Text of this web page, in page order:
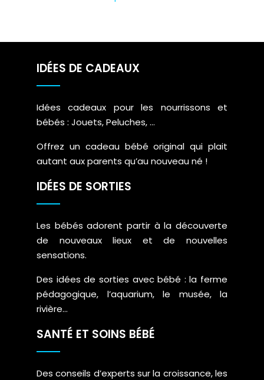
IDÉES DE CADEAUX
Idées cadeaux pour les nourrissons et
bébés : Jouets, Peluches, …
Offrez un cadeau bébé original qui plait
autant aux parents qu’au nouveau né !
IDÉES DE SORTIES
Les bébés adorent partir à la découverte
de nouveaux lieux et de nouvelles
sensations.
Des idées de sorties avec bébé : la ferme
pédagogique, l’aquarium, le musée, la
rivière…
SANTÉ ET SOINS BÉBÉ
Des conseils d’experts sur la croissance, les